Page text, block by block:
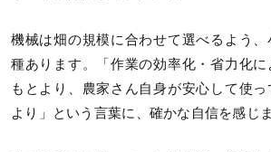
機械は畑の規模に合わせて選べるよう
種あります。「作業の効率化・省力化
もとより、農家さん自身が安心して使
より」という言葉に、確かな自信を感じ